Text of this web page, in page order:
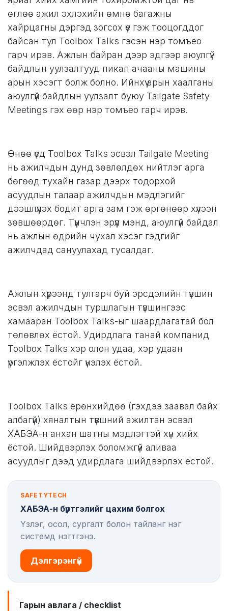
өглөө ажил эхлэхийн өмнө багажны
хайрцагны дэргэд зогсох үе гэж тооцогддог
байсан тул Toolbox Talks гэсэн нэр томъёо
гарч ирэв. Ажлын байран дээр эдгээр аюулгүй
байдлын уулзалтууд пикап ачааны машины
арын хэсэгт болж болно. Ийнхүү арын хаалганы
аюулгүй байдлын уулзалт буюу Tailgate Safety
Meetings гэх өөр нэр томъёо гарч ирэв.
Өнөө үед Toolbox Talks эсвэл Tailgate Meeting
нь ажилчдын дунд зөвлөлдөх нийтлэг арга
бөгөөд тухайн газар дээрх тодорхой
асуудлын талаар ажилчдын мэдлэгийг
дээшлүүлэх бодит арга зам гэж өргөнөөр хүлээн
зөвшөөрдөг. Түүнчлэн эрүүл мэнд, аюулгүй байдал
нь ажлын өдрийн чухал хэсэг гэдгийг
ажилчдад сануулахад тусалдаг.
Ажлын хүрээнд тулгарч буй эрсдэлийн түвшин
эсвэл ажилчдын туршлагын түвшингээс
хамааран Toolbox Talks-ыг шаардлагатай бол
төлөвлөх ёстой. Удирдлага танай компанид
Toolbox Talks хэр олон удаа, хэр удаан
үргэлжлэх ёстойг үнэлэх ёстой.
Toolbox Talks ерөнхийдөө (гэхдээ заавал байх
албагүй) хяналтын түвшний ажилтан эсвэл
ХАБЭА-н анхан шатны мэдлэгтэй хүн хийх
ёстой. Шийдвэрлэх боломжгүй аливаа
асуудлыг дээд удирдлага шийдвэрлэх ёстой.
SAFETYTECH
ХАБЭА-н бүртгэлийг цахим болгох
Үзлэг, осол, сургалт болон тайланг нэг
системд нэгтгэнэ.
Дэлгэрэнгүй
Гарын авлага / checklist